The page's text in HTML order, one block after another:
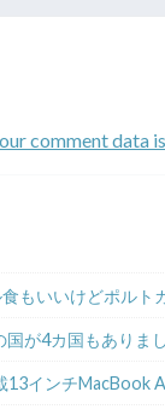
comment data
もいいけどポルト
が4カ国もありまし
13インチMacBook